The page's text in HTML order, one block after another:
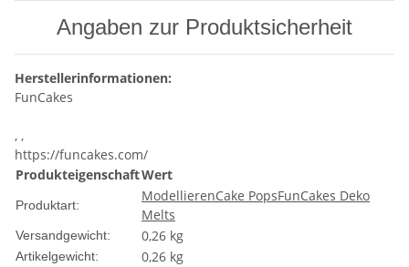
Angaben zur Produktsicherheit
Herstellerinformationen:
FunCakes
, ,
https://funcakes.com/
ProdukteigenschaftWert
Produktart:
ModellierenCake PopsFunCakes Deko
Melts
Versandgewicht: 0,26 kg
Artikelgewicht: 0,26 kg